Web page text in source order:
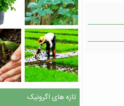
تازه های اگرونیک